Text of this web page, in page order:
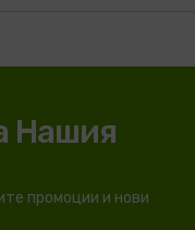
Нашия
промоции и нови